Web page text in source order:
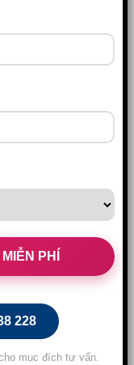
228
mục đích tư vấn.